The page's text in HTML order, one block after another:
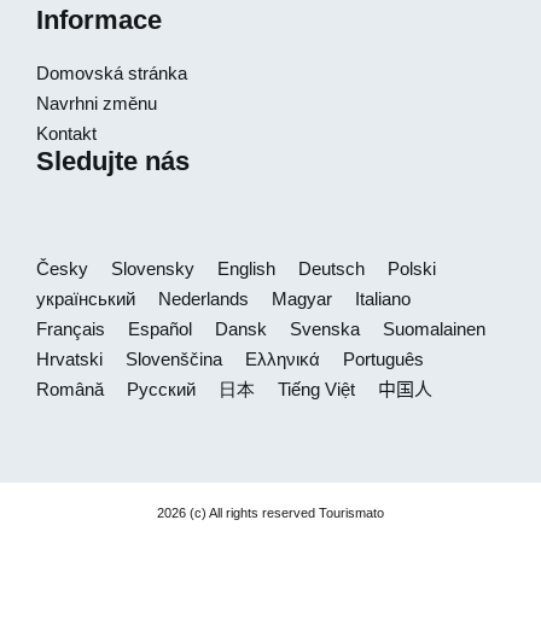
Informace
Domovská stránka
Navrhni změnu
Kontakt
Sledujte nás
Česky Slovensky English Deutsch
Polski
український
Nederlands Magyar
Italiano
Français
Español Dansk Svenska
Suomalainen
Hrvatski
Slovenščina Ελληνικά
Português
Română
Русский 日本 Tiếng Việt 中国人
2026 (c) All rights reserved Tourismato